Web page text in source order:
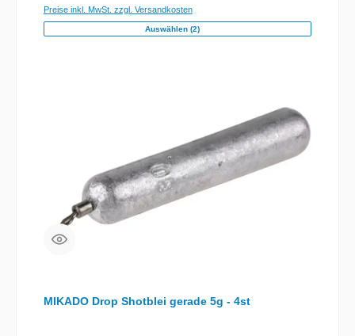
Preise inkl. MwSt. zzgl. Versandkosten
Auswählen (2)
MIKADO Drop Shotblei gerade 5g - 4st